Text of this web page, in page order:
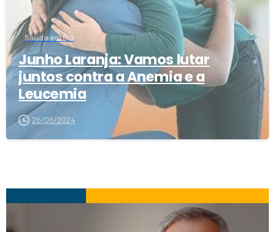
Saúde em Dia
Junho Laranja: Vamos lutar
juntos contra a Anemia e a
Leucemia
26/06/2024